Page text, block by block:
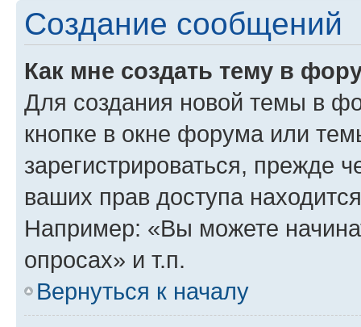
Создание сообщений
Как мне создать тему в
Для создания новой темы в
кнопке в окне форума или
зарегистрироваться, прежде
ваших прав доступа
Например: «Вы можете
опросах» и т.п.
Вернуться к началу